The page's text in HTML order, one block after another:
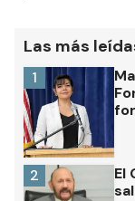
Las más
1
El
2